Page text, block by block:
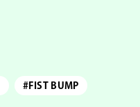
#FIST BUMP